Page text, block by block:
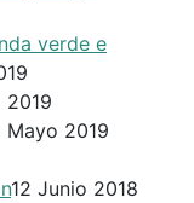
verde e
2019
Mayo 2019
12 Junio 2018